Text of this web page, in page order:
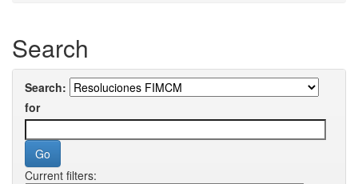
Search
Search:
for
Current filters: